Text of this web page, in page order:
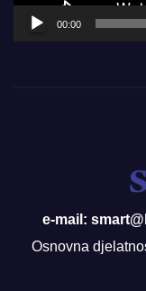
00:00
e-mail:
Osnovna